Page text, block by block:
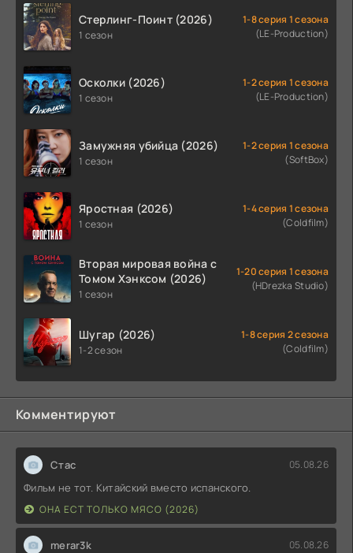
Стерлинг-Поинт (2026)
1 сезон
1-8 серия 1 сезона
(LE-Production)
Осколки (2026)
1 сезон
1-2 серия 1 сезона
(LE-Production)
Замужняя убийца (2026)
1 сезон
1-2 серия 1 сезона
(SoftBox)
Яростная (2026)
1 сезон
1-4 серия 1 сезона
(Coldfilm)
Вторая мировая война с
Томом Хэнксом (2026)
1 сезон
1-20 серия 1 сезона
(HDrezka Studio)
Шугар (2026)
1-2 сезон
1-8 серия 2 сезона
(Coldfilm)
Комментируют
Стас 05.08.26
Фильм не тот. Китайский вместо испанского.
ОНА ЕСТ ТОЛЬКО МЯСО (2026)
merar3k 05.08.26